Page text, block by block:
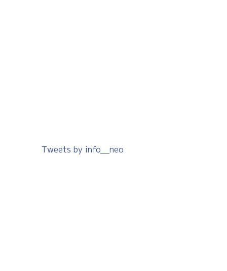
Tweets by info__neo